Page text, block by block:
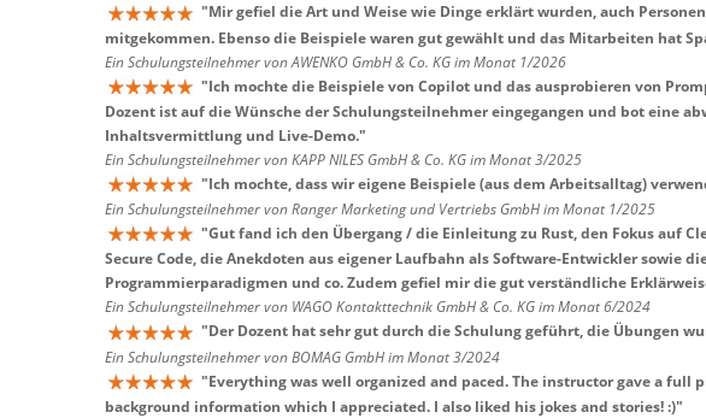
"Mir gefiel die Art und Weise wie Dinge erklärt wurden, auch
mitgekommen. Ebenso die Beispiele waren gut gewählt und das Mitarbeiten hat
Ein Schulungsteilnehmer von AWENKO GmbH & Co. KG im Monat 1/2026
"Ich mochte die Beispiele von Copilot und das ausprobieren von
Dozent ist auf die Wünsche der Schulungsteilnehmer eingegangen und bot eine
Inhaltsvermittlung und Live-Demo."
Ein Schulungsteilnehmer von KAPP NILES GmbH & Co. KG im Monat 3/2025
"Ich mochte, dass wir eigene Beispiele (aus dem Arbeitsalltag)
Ein Schulungsteilnehmer von Ranger Marketing und Vertriebs GmbH im Monat 1/2025
"Gut fand ich den Übergang / die Einleitung zu Rust, den Fokus auf
Secure Code, die Anekdoten aus eigener Laufbahn als Software-Entwickler sowie
Programmierparadigmen und co. Zudem gefiel mir die gut verständliche
Ein Schulungsteilnehmer von WAGO Kontakttechnik GmbH & Co. KG im Monat 6/2024
"Der Dozent hat sehr gut durch die Schulung geführt, die Übungen
Ein Schulungsteilnehmer von BOMAG GmbH im Monat 3/2024
"Everything was well organized and paced. The instructor gave a full
background information which I appreciated. I also liked his jokes and stories! :)"